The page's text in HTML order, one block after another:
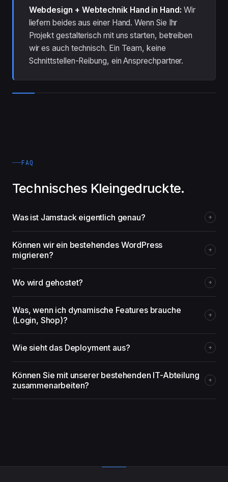
Webdesign + Webtechnik Hand in Hand: Wir
liefern beides aus einer Hand. Wenn Sie Ihr
Projekt gestalterisch mit uns starten, betreiben
wir es auch technisch. Ein Team, keine
Schnittstellen-Reibung, ein Ansprechpartner.
FAQ
Technisches Kleingedruckte.
Was ist Jamstack eigentlich genau?
Können wir ein bestehendes WordPress
migrieren?
Wo wird gehostet?
Was, wenn ich dynamische Features brauche
(Login, Shop)?
Wie sieht das Deployment aus?
Können Sie mit unserer bestehenden IT-Abteilung
zusammenarbeiten?